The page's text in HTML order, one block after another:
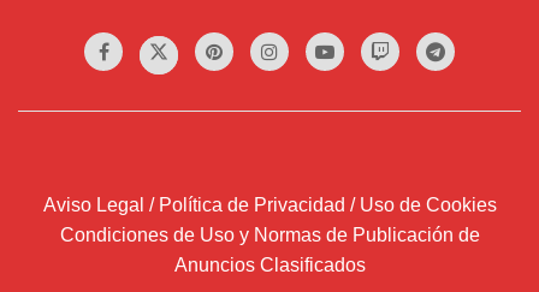
Aviso Legal / Política de Privacidad / Uso de Cookies
Condiciones de Uso y Normas de Publicación de
Anuncios Clasificados